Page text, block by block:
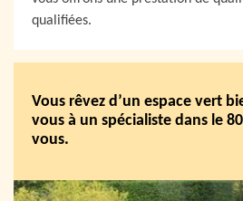
qualifiées.
Vous rêvez d’un espace vert
vous à un spécialiste dans le
vous.